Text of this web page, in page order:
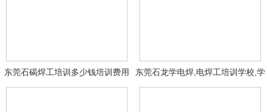
东莞石碣焊工培训多少钱培训费用
东莞石龙学电焊,电焊工培训学校,学
费多少钱?